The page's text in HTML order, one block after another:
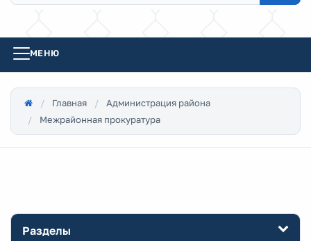
МЕНЮ
Главная
Администрация района
Межрайонная прокуратура
Разделы